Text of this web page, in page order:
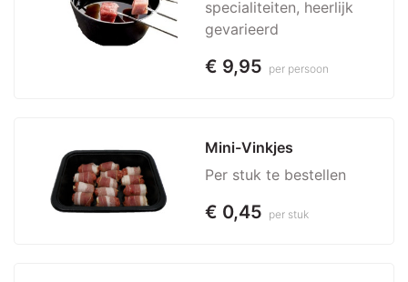
specialiteiten, heerlijk
gevarieerd
€ 9,95 per persoon
Mini-Vinkjes
Per stuk te bestellen
€ 0,45 per stuk